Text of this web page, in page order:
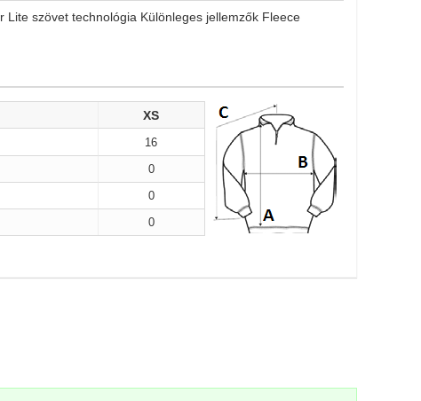
szövet technológia Különleges jellemzők Fleece
XS
16
0
0
0